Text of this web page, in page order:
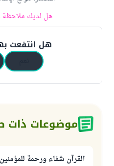
هل لديك
هل انتفعت
موضوعات ذات
القرآن شفاء ورحمة للمؤمنين